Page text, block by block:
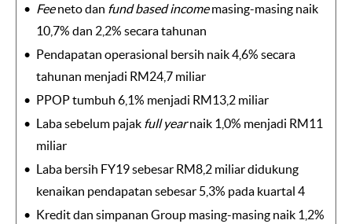
Feeneto dan fund based incomemasing-masing naik
10,7% dan 2,2% secara tahunan
Pendapatan operasional bersih naik 4,6% secara
tahunan menjadi RM24,7 miliar
PPOP tumbuh 6,1% menjadi RM13,2 miliar
Laba sebelum pajak full yearnaik 1,0% menjadi RM11
miliar
Laba bersih FY19 sebesar RM8,2 miliar didukung
kenaikan pendapatan sebesar 5,3% pada kuartal 4
Kredit dan simpanan Group masing-masing naik 1,2%